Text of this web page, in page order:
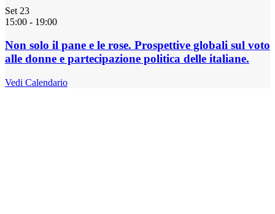
Set 23
15:00 - 19:00
Non solo il pane e le rose. Prospettive globali sul voto
alle donne e partecipazione politica delle italiane.
Vedi Calendario